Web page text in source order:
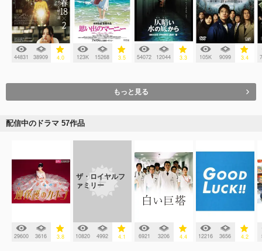
44831 38909 4.0 123K 15268 3.5 54072 12044 3.3 105K 9099 3.4
もっと見る
配信中のドラマ 57作品
29600 3616 3.8
ザ・ロイヤルフ
ァミリー
10820 4992 4.1 6921 3206 4.4 12216 3656 4.2